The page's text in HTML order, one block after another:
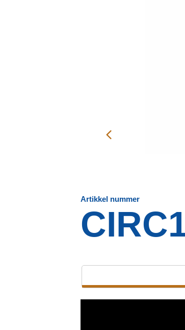
Artikkel nummer